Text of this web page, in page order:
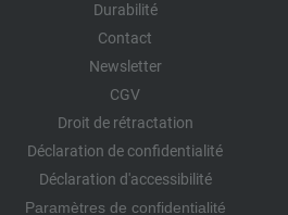
Durabilité
Contact
Newsletter
CGV
Droit de rétractation
Déclaration de confidentialité
Déclaration d'accessibilité
Paramètres de confidentialité